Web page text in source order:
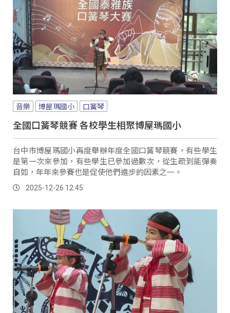
音樂 博屋瑪國小 口簧琴
全國口簧琴競賽 各校學生相聚博屋瑪國小
台中市博屋瑪國小再度舉辦年度全國口簧琴競賽，有些學生
是第一次來參加，有些學生已參加過數次，從生疏到能彈奏
自如，年年來參賽也是促使他們進步的因素之一。
2025-12-26 12:45